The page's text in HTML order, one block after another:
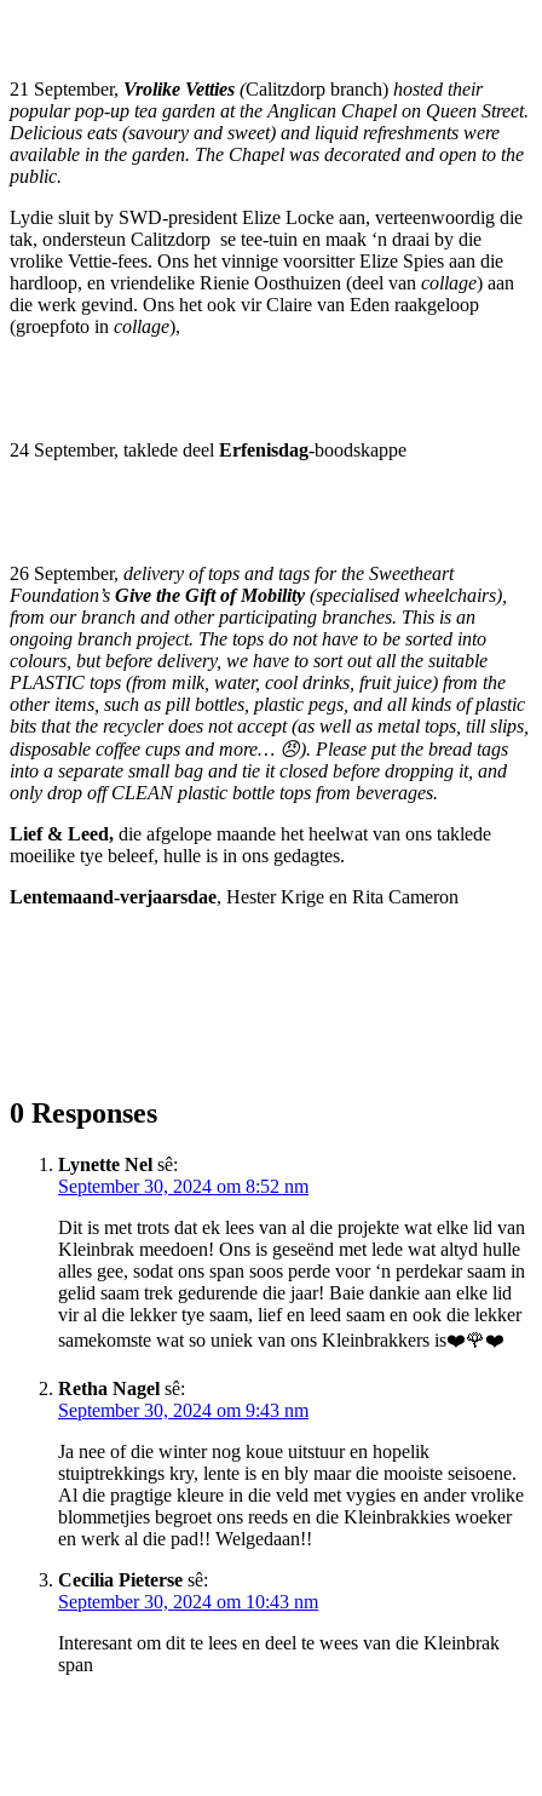
21 September, Vrolike Vetties (Calitzdorp branch) hosted their
popular pop-up tea garden at the Anglican Chapel on Queen Street.
Delicious eats (savoury and sweet) and liquid refreshments were
available in the garden. The Chapel was decorated and open to the
public.
Lydie sluit by SWD-president Elize Locke aan, verteenwoordig die
tak, ondersteun Calitzdorp se tee-tuin en maak ‘n draai by die
vrolike Vettie-fees. Ons het vinnige voorsitter Elize Spies aan die
hardloop, en vriendelike Rienie Oosthuizen (deel van collage) aan
die werk gevind. Ons het ook vir Claire van Eden raakgeloop
(groepfoto in collage),
24 September, taklede deel Erfenisdag-boodskappe
26 September, delivery of tops and tags for the Sweetheart
Foundation’s Give the Gift of Mobility (specialised wheelchairs),
from our branch and other participating branches. This is an
ongoing branch project. The tops do not have to be sorted into
colours, but before delivery, we have to sort out all the suitable
PLASTIC tops (from milk, water, cool drinks, fruit juice) from the
other items, such as pill bottles, plastic pegs, and all kinds of plastic
bits that the recycler does not accept (as well as metal tops, till slips,
disposable coffee cups and more… 😠). Please put the bread tags
into a separate small bag and tie it closed before dropping it, and
only drop off CLEAN plastic bottle tops from beverages.
Lief & Leed, die afgelope maande het heelwat van ons taklede
moeilike tye beleef, hulle is in ons gedagtes.
Lentemaand-verjaarsdae, Hester Krige en Rita Cameron
0 Responses
Lynette Nel sê:
September 30, 2024 om 8:52 nm
Dit is met trots dat ek lees van al die projekte wat elke lid van
Kleinbrak meedoen! Ons is geseënd met lede wat altyd hulle
alles gee, sodat ons span soos perde voor ‘n perdekar saam in
gelid saam trek gedurende die jaar! Baie dankie aan elke lid
vir al die lekker tye saam, lief en leed saam en ook die lekker
samekomste wat so uniek van ons Kleinbrakkers is❤️🌹❤️
Retha Nagel sê:
September 30, 2024 om 9:43 nm
Ja nee of die winter nog koue uitstuur en hopelik
stuiptrekkings kry, lente is en bly maar die mooiste seisoene.
Al die pragtige kleure in die veld met vygies en ander vrolike
blommetjies begroet ons reeds en die Kleinbrakkies woeker
en werk al die pad!! Welgedaan!!
Cecilia Pieterse sê:
September 30, 2024 om 10:43 nm
Interesant om dit te lees en deel te wees van die Kleinbrak
span